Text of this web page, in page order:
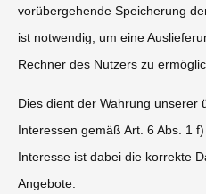
vorübergehende Speicherung
ist notwendig, um eine
Rechner des Nutzers zu
Dies dient der Wahrung unserer
Interessen gemäß Art. 6 Abs. 1
Interesse ist dabei die korrekte
Angebote.